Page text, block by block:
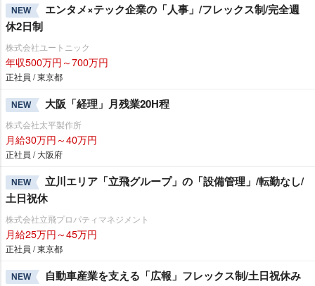
NEW
エンタメ×テック企業の「人事」/フレックス制/完全週
休2日制
株式会社ユートニック
年収500万円～700万円
正社員 / 東京都
NEW 大阪「経理」月残業20H程
株式会社太平製作所
月給30万円～40万円
正社員 / 大阪府
NEW
立川エリア「立飛グループ」の「設備管理」/転勤なし/
土日祝休
株式会社立飛プロパティマネジメント
月給25万円～45万円
正社員 / 東京都
NEW 自動車産業を支える「広報」フレックス制/土日祝休み